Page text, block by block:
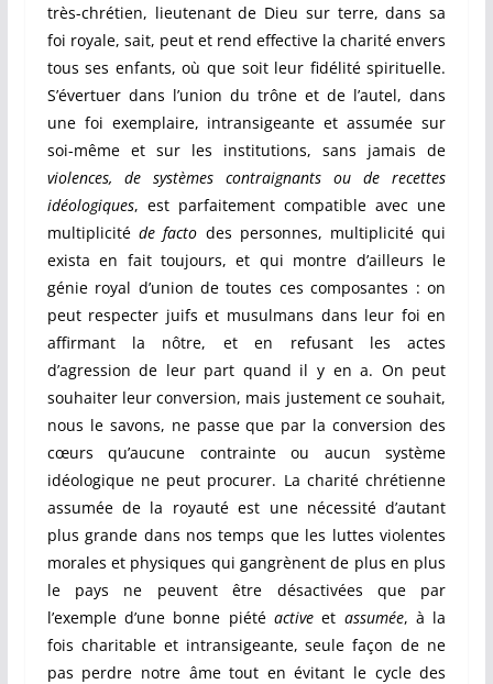
très-chrétien, lieutenant de Dieu sur terre, dans sa
foi royale, sait, peut et rend effective la charité envers
tous ses enfants, où que soit leur fidélité spirituelle.
S’évertuer dans l’union du trône et de l’autel, dans
une foi exemplaire, intransigeante et assumée sur
soi-même et sur les institutions, sans jamais de
violences, de systèmes contraignants ou de recettes
idéologiques, est parfaitement compatible avec une
multiplicité de facto des personnes, multiplicité qui
exista en fait toujours, et qui montre d’ailleurs le
génie royal d’union de toutes ces composantes : on
peut respecter juifs et musulmans dans leur foi en
affirmant la nôtre, et en refusant les actes
d’agression de leur part quand il y en a. On peut
souhaiter leur conversion, mais justement ce souhait,
nous le savons, ne passe que par la conversion des
cœurs qu’aucune contrainte ou aucun système
idéologique ne peut procurer. La charité chrétienne
assumée de la royauté est une nécessité d’autant
plus grande dans nos temps que les luttes violentes
morales et physiques qui gangrènent de plus en plus
le pays ne peuvent être désactivées que par
l’exemple d’une bonne piété active et assumée, à la
fois charitable et intransigeante, seule façon de ne
pas perdre notre âme tout en évitant le cycle des